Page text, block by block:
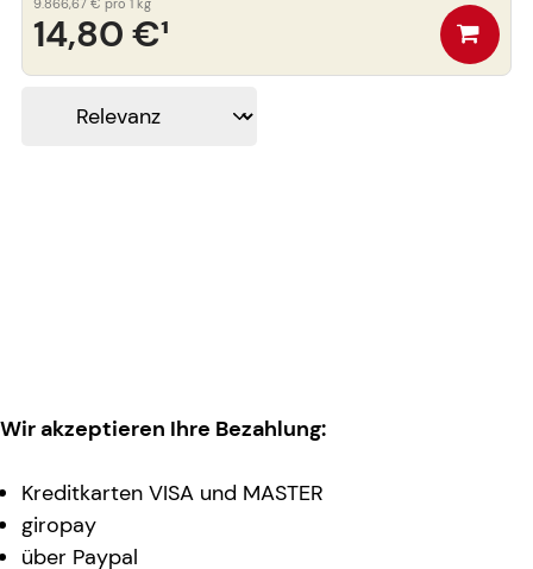
14,80 €¹
9.866,67 € pro 1 kg
Wir akzeptieren Ihre Bezahlung:
Kreditkarten VISA und MASTER
giropay
über Paypal